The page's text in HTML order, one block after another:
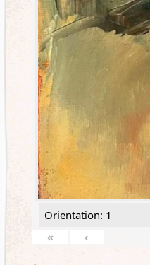
Orientation: 1
«
‹